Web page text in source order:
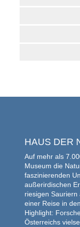
HAUS DER
Auf mehr als
Museum die
faszinierenden
außerirdischen
riesigen Sauriern
einer Reise in
Highlight:
Österreichs